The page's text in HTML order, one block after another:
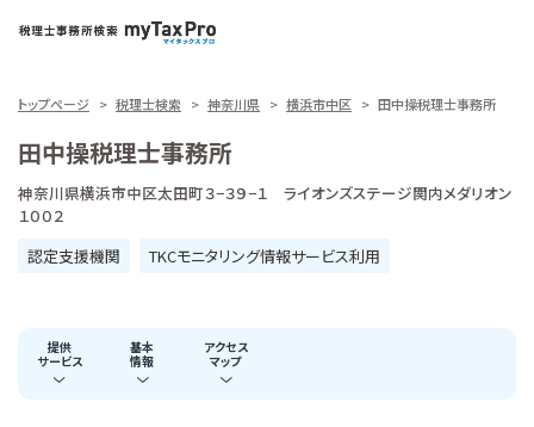
トップページ 税理士検索 神奈川県 横浜市中区 田中操税理士事務所
田中操税理士事務所
神奈川県横浜市中区太田町３−３９−１ ライオンズステージ関内メダリオン
１００２
認定支援機関
TKCモニタリング情報サービス利用
提供
サービス
基本
情報
アクセス
マップ